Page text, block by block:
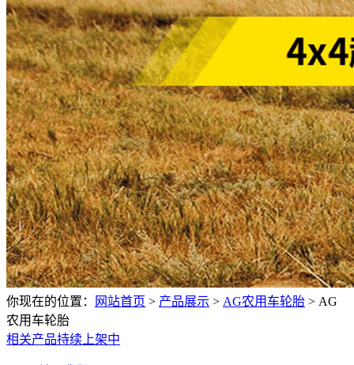
你现在的位置： 网站首页 > 产品展示 > AG农用车轮胎 > AG
农用车轮胎
相关产品持续上架中